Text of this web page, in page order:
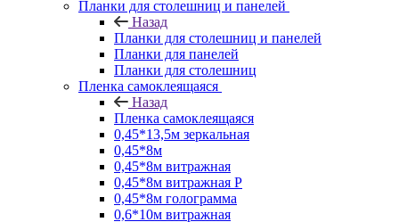
Планки для столешниц и панелей
Назад
Планки для столешниц и панелей
Планки для панелей
Планки для столешниц
Пленка самоклеящаяся
Назад
Пленка самоклеящаяся
0,45*13,5м зеркальная
0,45*8м
0,45*8м витражная
0,45*8м витражная Р
0,45*8м голограмма
0,6*10м витражная